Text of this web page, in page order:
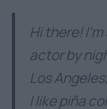
Hi there!
actor by
Los
I like piña